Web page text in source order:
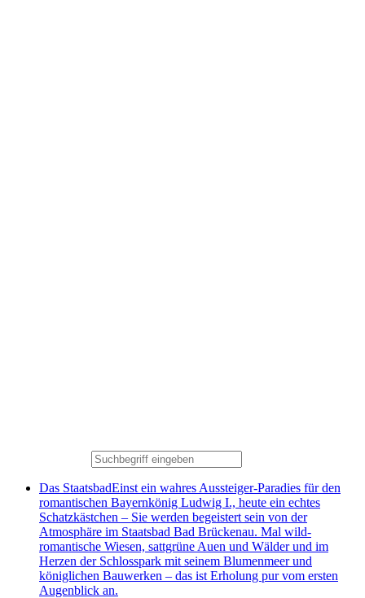
Das StaatsbadEinst ein wahres Aussteiger-Paradies für den
romantischen Bayernkönig Ludwig I., heute ein echtes
Schatzkästchen – Sie werden begeistert sein von der
Atmosphäre im Staatsbad Bad Brückenau. Mal wild-
romantische Wiesen, sattgrüne Auen und Wälder und im
Herzen der Schlosspark mit seinem Blumenmeer und
königlichen Bauwerken – das ist Erholung pur vom ersten
Augenblick an.